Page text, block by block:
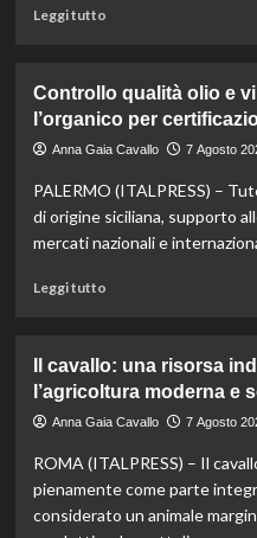
Leggi tuttoLeggi
Marco
Bianchi:
“Ricette
come
le
vite
umanitari”.
Controllo qualità olio e
l’organico per
Anna Gaia Cavallo 7 Agosto
PALERMO (ITALPRESS) –
di origine siciliana, supporto
mercati nazionali e
Leggi tuttoLeggi
Controllo
qualità
olio
vino:
l’IRVO
potenzia
Il cavallo: una risorsa
l’agricoltura moderna e
Anna Gaia Cavallo 7 Agosto
ROMA (ITALPRESS) – Il
pienamente come parte
considerato un animale